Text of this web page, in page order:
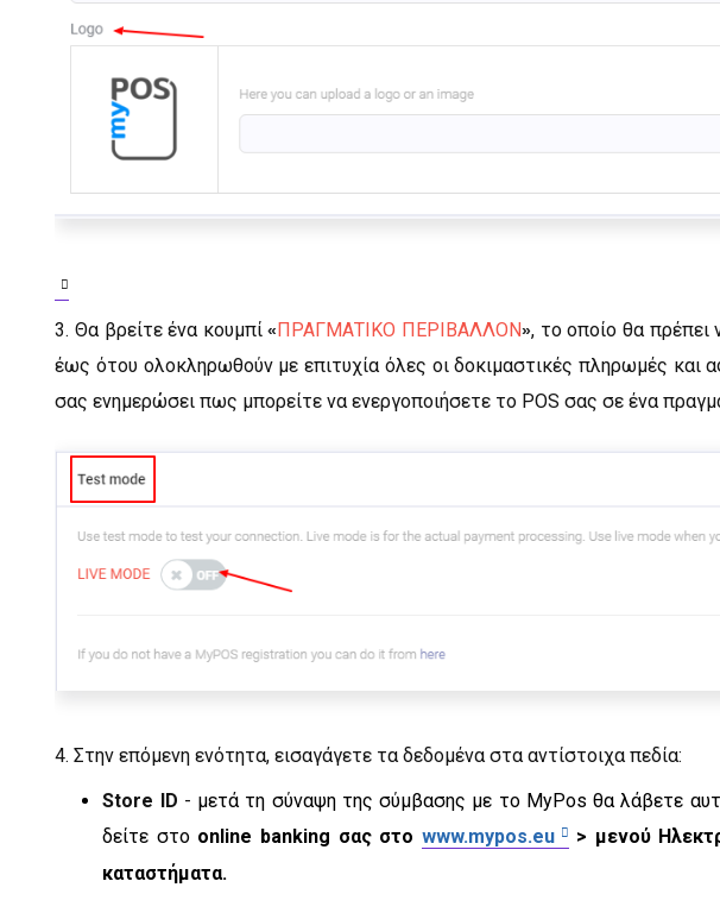
3. Θα βρείτε ένα κουμπί«ΠΡΑΓΜΑΤΙΚΟ ΠΕΡΙΒΑΛΛΟΝ», το οποίο θα πρέπει
έως ότου ολοκληρωθούν με επιτυχία όλες οι δοκιμαστικές πληρωμές και
σας ενημερώσει πως μπορείτε να ενεργοποιήσετε το POS σας σε ένα
4. Στην επόμενη ενότητα, εισαγάγετε τα δεδομένα στα αντίστοιχα πεδία:
Store ID - μετά τη σύναψη της σύμβασης με το MyPos θα λάβετε
δείτε στοonline banking σας στο www.mypos.eu
> μενού
καταστήματα.